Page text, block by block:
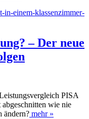
– Der neue
PISA
wie nie
ändern? mehr »